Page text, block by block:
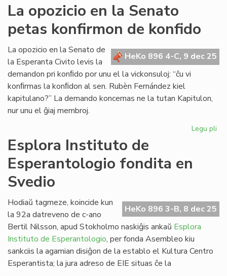
Ed
Borsboom
(1936[1951]-
La opozicio en la Senato
petas konfirmon de konfido
HeKo 896 4-C, 9 dec 25
La opozicio en la Senato de
la Esperanta Civito levis la
demandon pri konﬁdo por unu el la vickonsuloj: “ĉu vi
konﬁrmas la konﬁdon al sen. Rubèn Fernández kiel
kapitulano?” La demando koncernas ne la tutan Kapitulon,
nur unu el ĝiaj membroj.
Legu pli
Esplora Instituto de
Esperantologio fondita en
Svedio
HeKo 896 3-B, 8 dec 25
Hodiaŭ tagmeze, koincide kun
la 92a datreveno de c-ano
Bertil Nilsson, apud Stokholmo naskiĝis ankaŭ Esplora
Instituto de Esperantologio, per fonda Asembleo kiu
sankciis la agamian disiĝon de la establo el Kultura Centro
Esperantista; la jura adreso de EIE situas ĉe la